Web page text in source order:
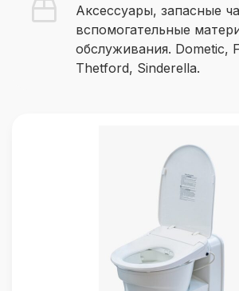
Аксессуары, запасные
вспомогательные
обслуживания. Dometic,
Thetford, Sinderella.